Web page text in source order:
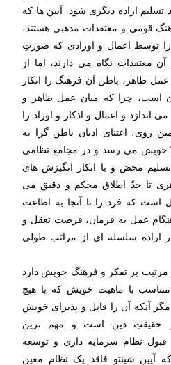
تسلیم اراده دیگری شود. آیین ها که
قومی و معتقدات مذهبی هستند،
توسط اعمال و اورادی که صورتِ
معتقدات نگاه می دارند، اما از
عمل ظاهر، باطن آن فرهنگ را انکار
است، چرا که میان عمل ظاهر و
و اعمال و اذکار و اوراد را
روی، اعتنای ادیان باطن گرا به
خویش می رسد و در مجامع نظامی
محض و با انکار انگیزش های
تا حدّ اطلاق محکم و دقیق می
است که فرد را تا آنجا به اطاعت
عمل به فرمان، فرصت تعقل و
در اراده سلسله ای از مراتب طولی
مرتبت بر تفکر و فرهنگ خویش دارد
با ماهیت خویش که با هیچ
آنکه آن را قابل و پذیرای خویش
حقیقتِ دین است و مهم ترین
قبول نظام سرمایه داری و توسعه
آیین شینتو فاقد یک نظام معین